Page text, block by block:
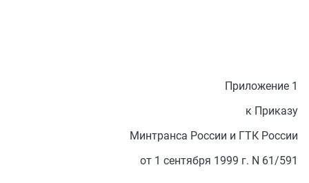
Приложение 1
к Приказу
Минтранса России и ГТК России
от 1 сентября 1999 г. N 61/591